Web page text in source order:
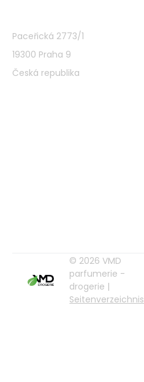
Paceřická 2773/1
19300 Praha 9
Česká republika
© 2026 VMD
parfumerie -
drogerie |
Seitenverzeichnis